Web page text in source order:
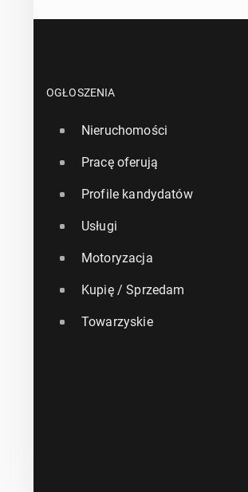
OGŁOSZENIA
Nieruchomości
Pracę oferują
Profile kandydatów
Usługi
Motoryzacja
Kupię / Sprzedam
Towarzyskie